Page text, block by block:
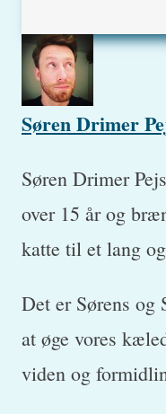
Søren Drimer
Søren Drimer
over 15 år og
katte til et lang
Det er Sørens
at øge vores
viden og